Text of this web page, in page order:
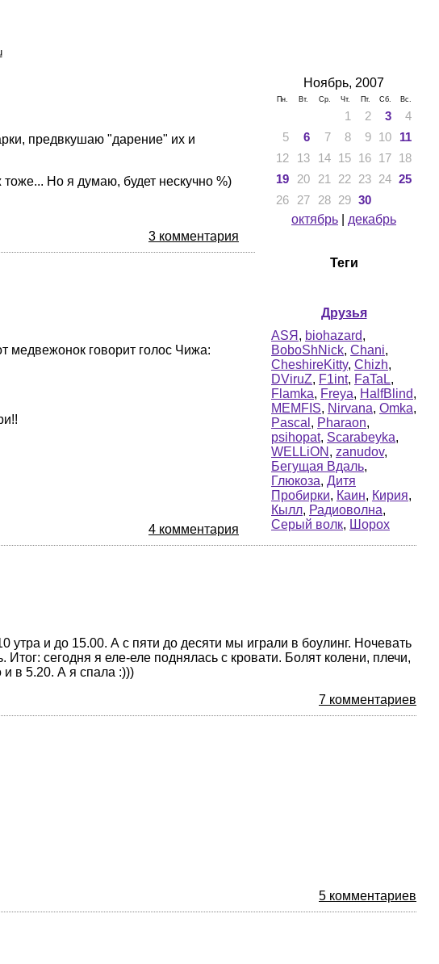
Ноябрь, 2007
Пн. Вт. Ср. Чт. Пт. Сб. Вс.
1 2 3
4
5
6 7 8 9 10
11
12
13 14 15 16 17
18
19
20 21 22 23 24 25
26
27 28 29 30
октябрь декабрь
Теги
Друзья
ASЯ , biohazard,
BoboShNick, Chani,
CheshireKitty, Chizh,
DViruZ, F1int, FaTaL,
Flamka, Freya, HalfBlind,
MEMFIS, Nirvana, Omka,
Pascal , Pharaon,
psihopat, Scarabeyka,
WELLiON , zanudov,
Бегущая Вдаль,
Глюкоза, Дитя
Пробирки, Каин, Кирия,
Кылл, Радиоволна,
Серый волк, Шорох
предвкушаю "дарение" их и
Но я думаю, будет нескучно %)
3 комментария
медвежонок говорит голос Чижа:
4 комментария
и до 15.00. А с пяти до десяти мы играли в боулинг. Ночевать
сегодня я еле-еле поднялась с кровати. Болят колени, плечи,
и в 5.20. А я спала :)))
7 комментариев
5 комментариев